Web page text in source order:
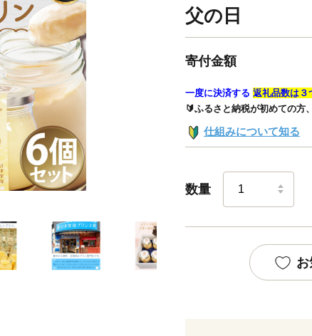
父の日
寄付金額
一度に決済する 返礼品数は３
🔰ふるさと納税が初めての方
仕組みについて知る
数量